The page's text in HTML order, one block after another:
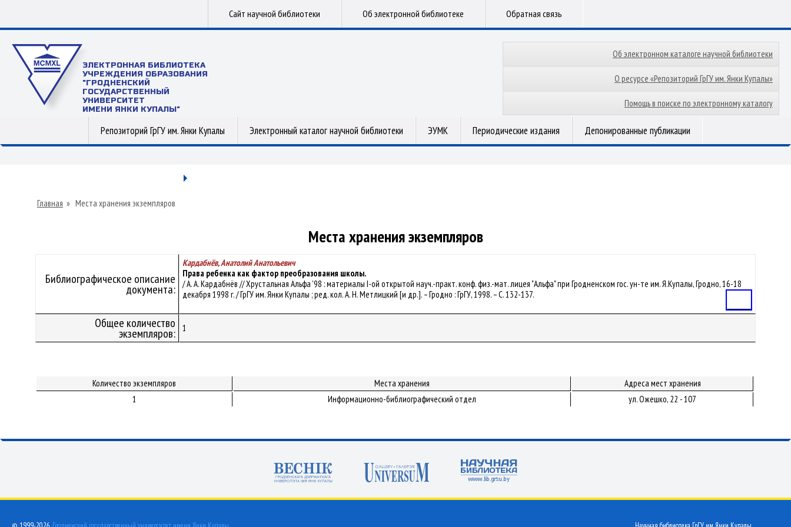
Сайт научной библиотеки Об электронной библиотеке Обратная связь
ЭЛЕКТРОННАЯ БИБЛИОТЕКА
УЧРЕЖДЕНИЯ ОБРАЗОВАНИЯ
"ГРОДНЕНСКИЙ
ГОСУДАРСТВЕННЫЙ
УНИВЕРСИТЕТ
ИМЕНИ ЯНКИ КУПАЛЫ"
Об электронном каталоге научной библиотеки
О ресурсе «Репозиторий ГрГУ им. Янки Купалы»
Помощь в поиске по электронному каталогу
Репозиторий ГрГУ им. Янки Купалы Электронный каталог научной библиотеки ЭУМК Периодические издания Депонированные публикации
Главная » Места хранения экземпляров
Места хранения экземпляров
Библиографическое описание
документа:
Кардабнёв, Анатолий Анатольевич
Права ребенка как фактор преобразования школы.
/ А. А. Кардабнёв // Хрустальная Альфа '98 : материалы I-ой открытой науч.-практ. конф. физ.-мат. лицея "Альфа" при Гродненском гос. ун-те им. Я.Купалы, Гродно, 16-18
декабря 1998 г. / ГрГУ им. Янки Купалы ; ред. кол. А. Н. Метлицкий [и др.]. – Гродно : ГрГУ, 1998. – С. 132-137.
Общее количество
экземпляров: 1
Количество экземпляров Места хранения
Адреса мест хранения
1
Информационно-библиографический отдел ул. Ожешко, 22 - 107